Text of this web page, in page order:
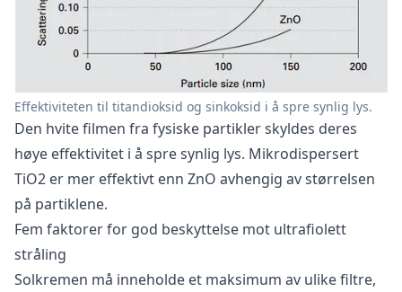
Effektiviteten til titandioksid og sinkoksid i å spre synlig lys.
Den hvite filmen fra fysiske partikler skyldes deres
høye effektivitet i å spre synlig lys. Mikrodispersert
TiO2 er mer effektivt enn ZnO avhengig av størrelsen
på partiklene.
Fem faktorer for god beskyttelse mot ultrafiolett
stråling
Solkremen må inneholde et maksimum av ulike filtre,